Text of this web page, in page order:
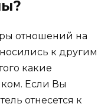
отношений на
к другим
какие
Если Вы
отнесется к